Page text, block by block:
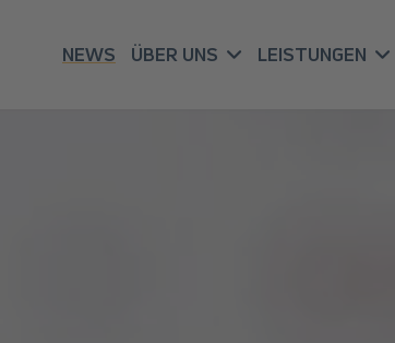
NEWS ÜBER UNS LEISTUNGEN